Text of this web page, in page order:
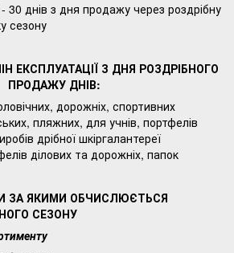
- 30 днів з дня продажу через роздрібну
сезону
ЕКСПЛУАТАЦІЇ З ДНЯ РОЗДРІБНОГО
ПРОДАЖУ ДНІВ:
дорожніх, спортивних
пляжних, для учнів, портфелів
дрібної шкіргалантереї
ділових та дорожніх, папок
ЗА ЯКИМИ ОБЧИСЛЮЄТЬСЯ
СЕЗОНУ